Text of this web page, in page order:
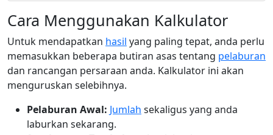
Cara Menggunakan Kalkulator
Untuk mendapatkan hasil yang paling tepat, anda perlu
memasukkan beberapa butiran asas tentang pelaburan
dan rancangan persaraan anda. Kalkulator ini akan
menguruskan selebihnya.
Pelaburan Awal: Jumlah sekaligus yang anda
laburkan sekarang.